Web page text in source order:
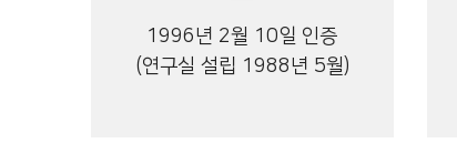
1996년 2월 10일 인증
(연구실 설립 1988년 5월)